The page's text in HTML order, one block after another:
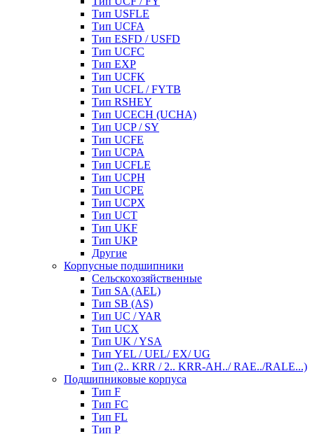
Тип USFLE
Тип UCFA
Тип ESFD / USFD
Тип UCFC
Тип EXP
Тип UCFK
Тип UCFL / FYTB
Тип RSHEY
Тип UCECH (UCHA)
Тип UCP / SY
Тип UCFE
Тип UCPA
Тип UCFLE
Тип UCPH
Тип UCPE
Тип UCPX
Тип UCT
Тип UKF
Тип UKP
Другие
Корпусные подшипники
Сельскохозяйственные
Тип SA (AEL)
Тип SB (AS)
Тип UC / YAR
Тип UCX
Тип UK / YSA
Тип YEL / UEL/ EX/ UG
Тип (2.. KRR / 2.. KRR-AH../ RAE../RALE...)
Подшипниковые корпуса
Тип F
Тип FC
Тип FL
Тип P